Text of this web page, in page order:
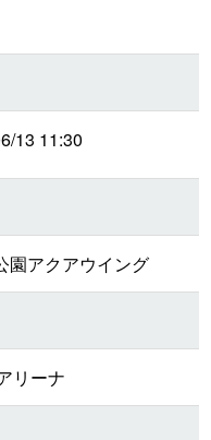
13 11:30
園アクアウイング
リーナ